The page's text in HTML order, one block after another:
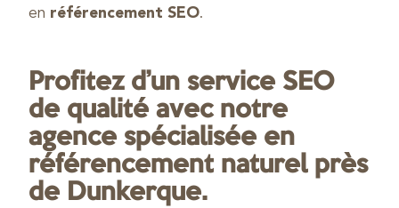
en référencement SEO.
Profitez d’un service SEO
de qualité avec notre
agence spécialisée en
référencement naturel près
de Dunkerque.